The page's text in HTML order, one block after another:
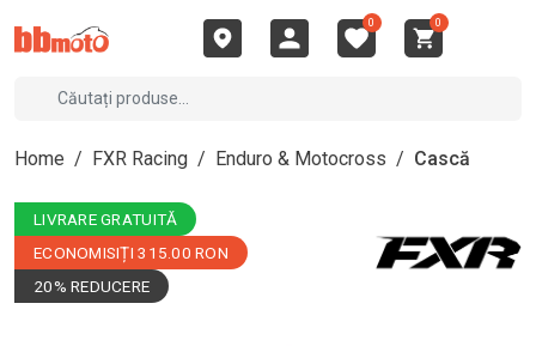
0 0
Home / FXR Racing / Enduro & Motocross / Cască
LIVRARE GRATUITĂ
ECONOMISIȚI 315.00 RON
20% REDUCERE